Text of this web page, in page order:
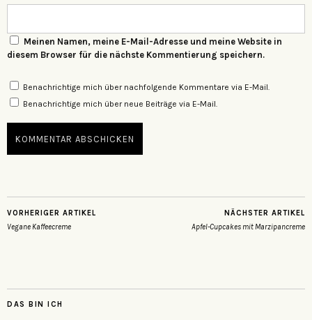
Meinen Namen, meine E-Mail-Adresse und meine Website in
diesem Browser für die nächste Kommentierung speichern.
Benachrichtige mich über nachfolgende Kommentare via E-Mail.
Benachrichtige mich über neue Beiträge via E-Mail.
VORHERIGER ARTIKEL
Vegane Kaffeecreme
NÄCHSTER ARTIKEL
Apfel-Cupcakes mit Marzipancreme
DAS BIN ICH